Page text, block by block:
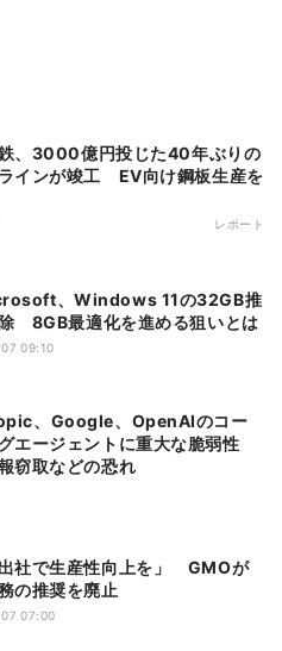
、3000億円投じた40年ぶりの
インが竣工 EV向け鋼板生産を
レポート
8GB最適化を進める狙いとは
09:10
、Google、OpenAIのコー
エージェントに重大な脆弱性
窃取などの恐れ
出社で生産性向上を」 GMOが
の推奨を廃止
07:00